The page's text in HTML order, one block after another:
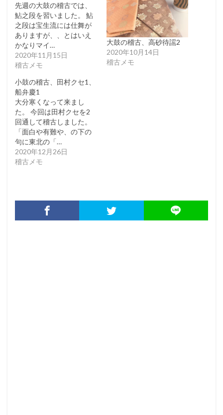
先週の大鼓の稽古では、
鮎之段を習いました。 鮎
之段は宝生流には仕舞が
ありますが、、とはいえ
かなりマイ…
2020年11月15日
稽古メモ
大鼓の稽古、高砂待謡2
2020年10月14日
稽古メモ
小鼓の稽古、田村クセ1、
船弁慶1
大分寒くなって来まし
た。 今回は田村クセを2
回通して稽古しました。
「面白や有難や、の下の
句に東北の「…
2020年12月26日
稽古メモ